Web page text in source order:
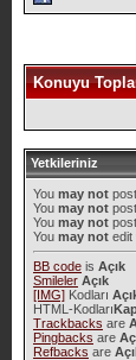
Konuyu
Yetkileriniz
You may not
You may not
You may not
You may notedit
BB codeis Açık
Smileler Açık
[IMG]Kodları
HTML-Kodları
Trackbacks are
Pingbacks are
Refbacks are